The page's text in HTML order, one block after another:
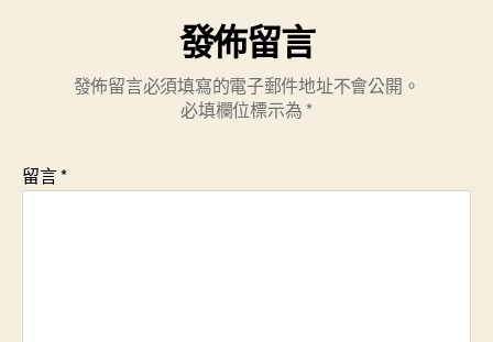
發佈留言
發佈留言必須填寫的電子郵件地址不會公開。
必填欄位標示為 *
留言*